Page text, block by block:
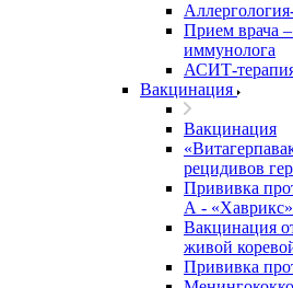
Прием врача –
иммунолога
АСИТ-
Вакцинация
Вакцинация
рецидивов
Прививка
А - «Хаврикс»
Вакцинация
живой
Прививка